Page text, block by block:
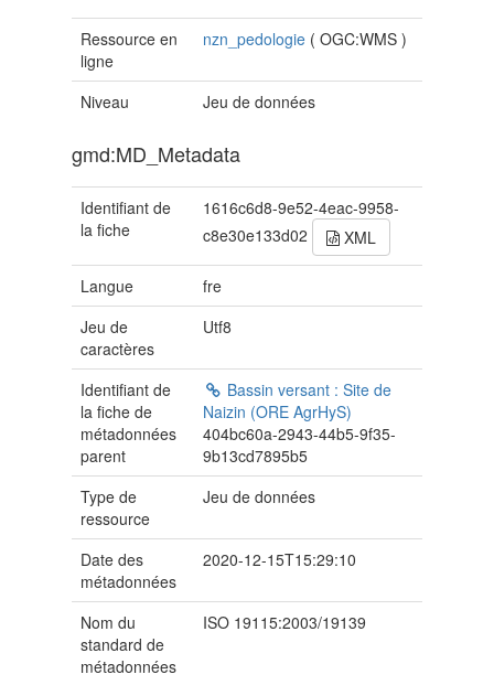
Ressource en
ligne
nzn_pedologie (OGC:WMS)
Niveau Jeu de données
gmd:MD_Metadata
Identifiant de
la fiche
1616c6d8-9e52-4eac-9958-
c8e30e133d02
XML
Langue
fre
Jeu de
caractères
Utf8
Identifiant de
la fiche de
métadonnées
parent
Bassin versant : Site de
Naizin (ORE AgrHyS)
404bc60a-2943-44b5-9f35-
9b13cd7895b5
Type de
ressource
Jeu de données
Date des
métadonnées
2020-12-15T15:29:10
Nom du
standard de
métadonnées
ISO 19115:2003/19139